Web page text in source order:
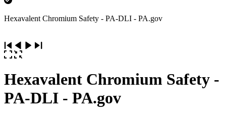
Hexavalent Chromium Safety - PA-DLI - PA.gov
Hexavalent Chromium Safety -
PA-DLI - PA.gov